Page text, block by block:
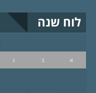
לוח שנה
א ב ג